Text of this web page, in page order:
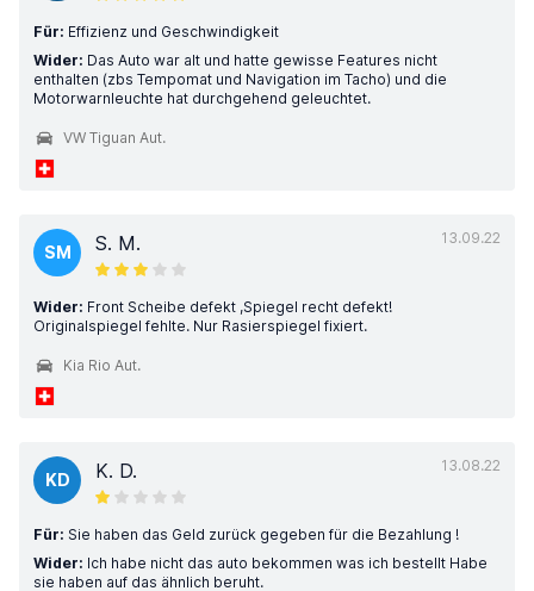
Für: Effizienz und Geschwindigkeit
Wider: Das Auto war alt und hatte gewisse Features nicht
enthalten (zbs Tempomat und Navigation im Tacho) und die
Motorwarnleuchte hat durchgehend geleuchtet.
VW Tiguan Aut.
13.09.22
SM S. M.
Wider: Front Scheibe defekt ,Spiegel recht defekt!
Originalspiegel fehlte. Nur Rasierspiegel fixiert.
Kia Rio Aut.
13.08.22
KD K. D.
Für: Sie haben das Geld zurück gegeben für die Bezahlung !
Wider: Ich habe nicht das auto bekommen was ich bestellt Habe
sie haben auf das ähnlich beruht.